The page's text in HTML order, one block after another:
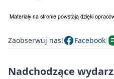
Zaobserwuj nas! Facebook
Nadchodzące